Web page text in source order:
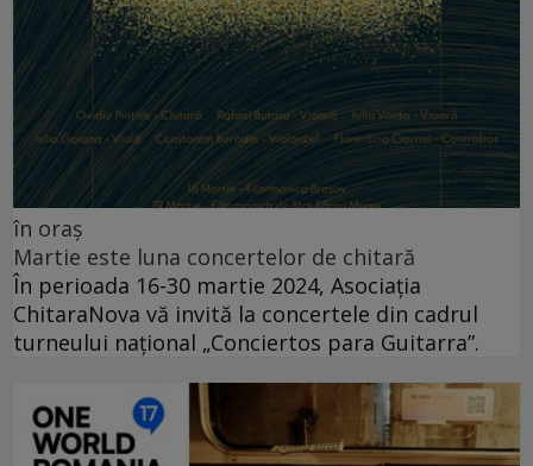
în oraș
Martie este luna concertelor de chitară
În perioada 16-30 martie 2024, Asociația
ChitaraNova vă invită la concertele din cadrul
turneului național „Conciertos para Guitarra”.